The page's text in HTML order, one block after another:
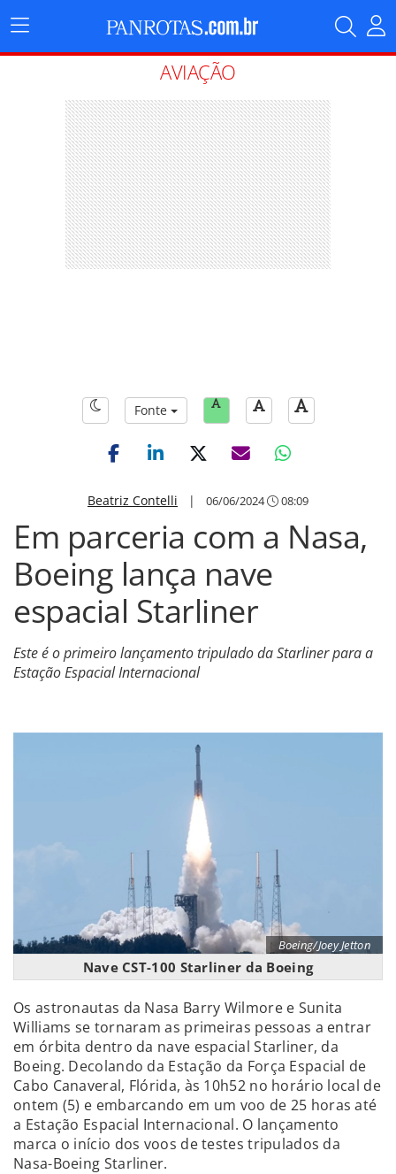
Menu
Principal
AVIAÇÃO
Fonte
Beatriz Contelli | 06/06/2024 08:09
Em parceria com a Nasa,
Boeing lança nave
espacial Starliner
Este é o primeiro lançamento tripulado da Starliner para a
Estação Espacial Internacional
Boeing/Joey Jetton
Nave CST-100 Starliner da Boeing
Os astronautas da Nasa Barry Wilmore e Sunita
Williams se tornaram as primeiras pessoas a entrar
em órbita dentro da nave espacial Starliner, da
Boeing. Decolando da Estação da Força Espacial de
Cabo Canaveral, Flórida, às 10h52 no horário local de
ontem (5) e embarcando em um voo de 25 horas até
a Estação Espacial Internacional. O lançamento
marca o início dos voos de testes tripulados da
Nasa-Boeing Starliner.